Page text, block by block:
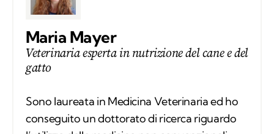
Maria Mayer
Veterinaria esperta in nutrizione del cane e del
gatto
Sono laureata in Medicina Veterinaria ed ho
conseguito un dottorato di ricerca riguardo